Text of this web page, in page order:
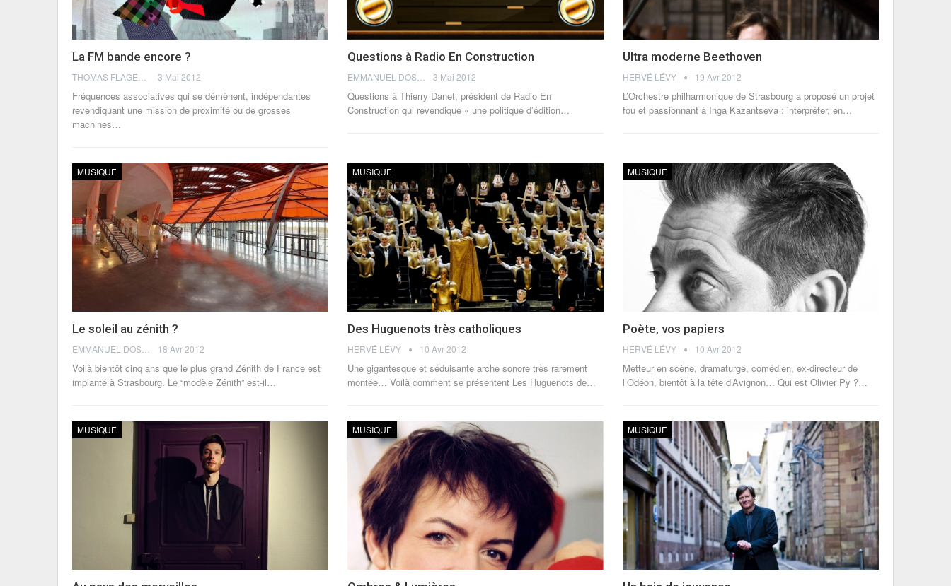
La FM bande encore ?
3 Mai 2012
Fréquences associatives qui se démènent, indépendantes
revendiquant une mission de proximité ou de grosses
machines…
Questions à Radio En Construction
EMMANUEL DOSDA 3 Mai 2012
Questions à Thierry Danet, président de Radio En
Construction qui revendique « une politique d’édition…
Ultra moderne Beethoven
HERVÉ LÉVY 19 Avr 2012
L’Orchestre philharmonique de Strasbourg a proposé un projet
fou et passionnant à Inga Kazantseva : interpréter, en…
MUSIQUE
Le soleil au zénith ?
18 Avr 2012
Voilà bientôt cinq ans que le plus grand Zénith de France est
implanté à Strasbourg. Le “modèle Zénith” est-il…
MUSIQUE
Des Huguenots très catholiques
HERVÉ LÉVY 10 Avr 2012
Une gigantesque et séduisante arche sonore très rarement
montée… Voilà comment se présentent Les Huguenots de…
MUSIQUE
Poète, vos papiers
HERVÉ LÉVY 10 Avr 2012
Metteur en scène, dramaturge, comédien, ex-directeur de
l’Odéon, bientôt à la tête d’Avignon… Qui est Olivier Py ?…
MUSIQUE MUSIQUE MUSIQUE